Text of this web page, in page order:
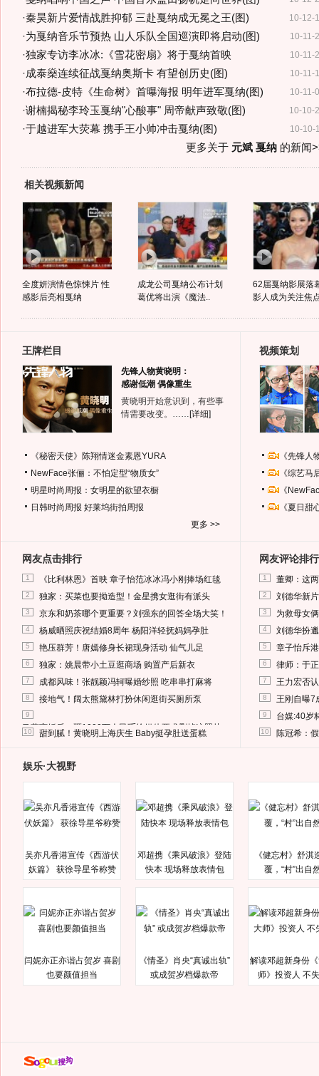
10-12-
·秦昊新片爱情战胜抑郁 三赴戛纳成无冕之王(图)
10-11-
·为戛纳音乐节预热 山人乐队全国巡演即将启动(图)
10-11-
·独家专访李冰冰:《雪花密扇》将于戛纳首映
10-11-
·成泰燊连续征战戛纳奥斯卡 有望创历史(图)
10-11-
·布拉德-皮特《生命树》首曝海报 明年进军戛纳(图)
10-10-
·谢楠揭秘李玲玉戛纳"心酸事" 周帝献声致敬(图)
10-10-
·于越进军大荧幕 携手王小帅冲击戛纳(图)
更多关于 元斌 戛纳的新闻
相关视频新闻
全度妍演情色惊悚片 性
感影后亮相戛纳
成龙公司戛纳公布计划
葛优将出演《魔法..
62届戛纳影展落
影人成为关注焦
王牌栏目
先锋人物黄晓明：
感谢低潮 偶像重生
黄晓明开始意识到，有些事
情需要改变。…… [详细]
《秘密天使》陈翔情迷金素恩YURA
NewFace张俪：不怕定型“物质女”
明星时尚周报：女明星的欲望衣橱
日韩时尚周报 好莱坞街拍周报
更多 >>
视频策划
《先锋
《综艺
《
《夏日
网友点击排行
1 《比利林恩》首映 章子怡范冰冰冯小刚捧场红毯
2 独家：买菜也要拗造型！金星携女逛街有派头
3 京东和奶茶哪个更重要？刘强东的回答全场大笑！
4 杨威晒照庆祝结婚8周年 杨阳洋轻抚妈妈孕肚
5 艳压群芳！唐嫣修身长裙现身活动 仙气儿足
6 独家：姚晨带小土豆逛商场 购置产后新衣
7 成都风味！张靓颖冯轲曝婚纱照 吃串串打麻将
8 接地气！阔太熊黛林打扮休闲逛街买厕所泵
9
马蓉离婚后，砸1000万人民币给媒体要求删掉这照片
10 甜到腻！黄晓明上海庆生 Baby挺孕肚送蛋糕
网友评论排行
1 董卿：这
2 刘德华新
3 为救母女
4 刘德华扮
5 章子怡斥
6 律师：于
7 王力宏否
8 王刚自曝7
9 台媒:40岁
10 陈冠希：
娱乐·大视野
吴亦凡香港宣传《西游伏
妖篇》 获徐导星爷称赞
邓超携《乘风破浪》登陆
快本 现场释放表情包
《健忘村》舒淇
覆，“村”出自
闫妮亦正亦谐占贺岁 喜剧
也要颜值担当
《情圣》肖央“真诚出轨”
或成贺岁档爆款帝
解读邓超新身份
师》投资人 不